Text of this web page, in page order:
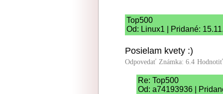
Top500
Od: Linux1 | Pridané:
Posielam kvety :)
Odpovedať Známka: 6.4
Re: Top500
Od: a74193936 |